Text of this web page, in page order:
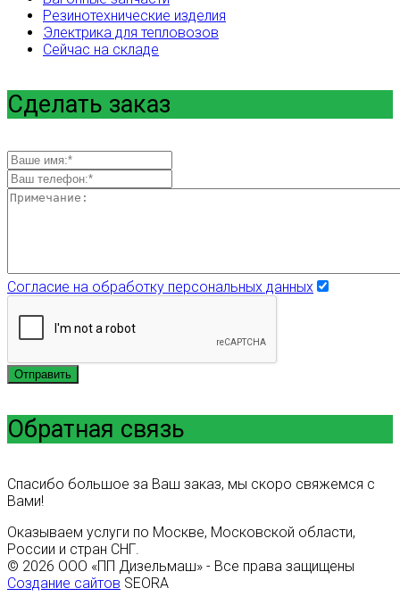
Резинотехнические изделия
Электрика для тепловозов
Сейчас на складе
Сделать заказ
Согласие на обработку персональных данных
Отправить
Обратная связь
Спасибо большое за Ваш заказ, мы скоро свяжемся с
Вами!
Оказываем услуги по Москве, Московской области,
России и стран СНГ.
© 2026 ООО «ПП Дизельмаш» - Все права защищены
Создание сайтов SEORA